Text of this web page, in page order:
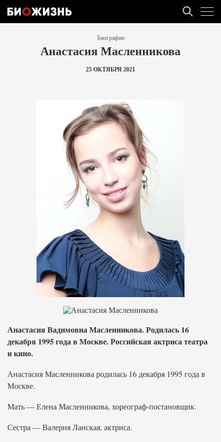
Биографии
Анастасия Масленникова
25 ОКТЯБРЯ 2021
Анастасия Вадимовна Масленникова. Родилась 16
декабря 1995 года в Москве. Российская актриса театра
и кино.
Анастасия Масленникова родилась 16 декабря 1995 года в
Москве.
Мать — Елена Масленникова, хореограф-постановщик.
Сестра — Валерия Ланская, актриса.